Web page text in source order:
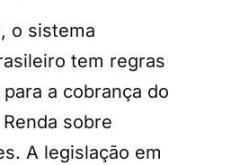
o sistema
tem regras
a cobrança do
sobre
A legislação em